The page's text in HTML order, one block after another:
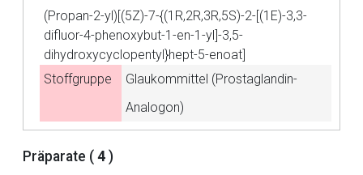
(Propan-2-yl)[(5Z)-7-{(1R,2R,3R,5S)-2-[(1E)-3,3-
difluor-4-phenoxybut-1-en-1-yl]-3,5-
dihydroxycyclopentyl}hept-5-enoat]
Stoffgruppe
Glaukommittel (Prostaglandin-
Analogon)
Präparate ( 4 )
Aufruf einer externen Seite
Der von Ihnen aufgerufene Link öffnet eine externe Web-
Seite. Für die Inhalte der externen Web-Seite ist deren
Betreiber verantwortlich. Ebenso gelten dort ggf. andere
Datenschutzbestimmungen.